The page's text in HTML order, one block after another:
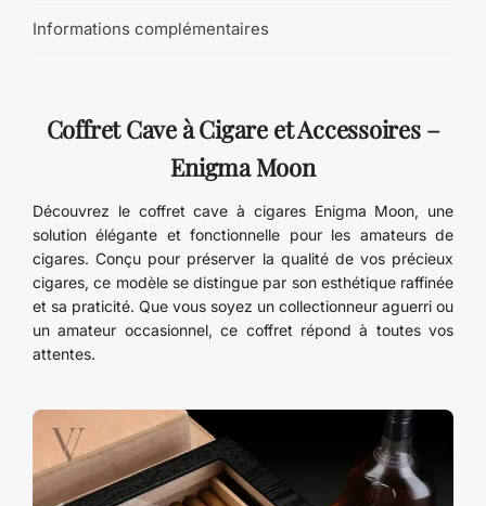
Informations complémentaires
Coffret Cave à Cigare et Accessoires –
Enigma Moon
Découvrez le coffret cave à cigares Enigma Moon, une
solution élégante et fonctionnelle pour les amateurs de
cigares. Conçu pour préserver la qualité de vos précieux
cigares, ce modèle se distingue par son esthétique raffinée
et sa praticité. Que vous soyez un collectionneur aguerri ou
un amateur occasionnel, ce coffret répond à toutes vos
attentes.